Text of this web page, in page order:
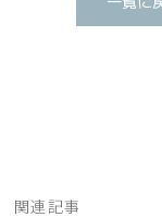
関連記事